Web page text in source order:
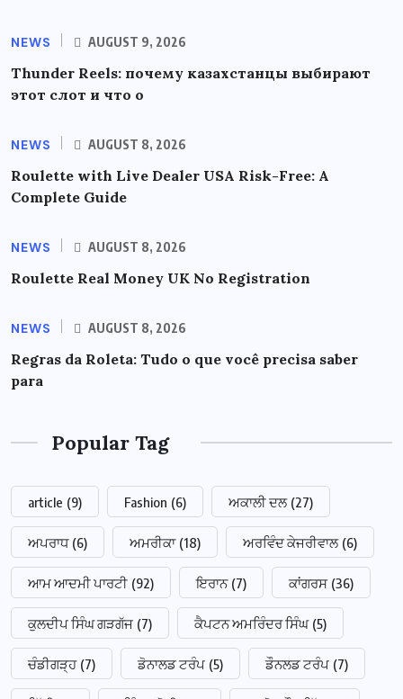
NEWS AUGUST 9, 2026
Thunder Reels: почему казахстанцы выбирают
этот слот и что о
NEWS AUGUST 8, 2026
Roulette with Live Dealer USA Risk-Free: A
Complete Guide
NEWS AUGUST 8, 2026
Roulette Real Money UK No Registration
NEWS AUGUST 8, 2026
Regras da Roleta: Tudo o que você precisa saber
para
Popular Tag
article (9) Fashion (6) ਅਕਾਲੀ ਦਲ (27)
ਅਪਰਾਧ (6) ਅਮਰੀਕਾ (18) ਅਰਵਿੰਦ ਕੇਜਰੀਵਾਲ (6)
ਆਮ ਆਦਮੀ ਪਾਰਟੀ (92) ਇਰਾਨ (7) ਕਾਂਗਰਸ (36)
ਕੁਲਦੀਪ ਸਿੰਘ ਗੜਗੱਜ (7) ਕੈਪਟਨ ਅਮਰਿੰਦਰ ਸਿੰਘ (5)
ਚੰਡੀਗੜ੍ਹ (7) ਡੋਨਾਲਡ ਟਰੰਪ (5) ਡੌਨਲਡ ਟਰੰਪ (7)